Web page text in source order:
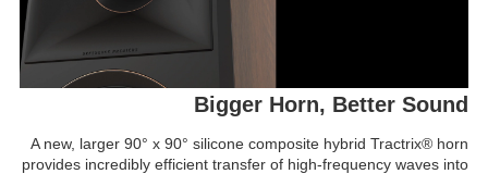
Bigger Horn, Better Sound
A new, larger 90° x 90° silicone composite hybrid Tractrix® horn
provides incredibly efficient transfer of high-frequency waves into